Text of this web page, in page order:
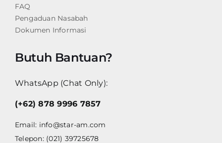
FAQ
Pengaduan Nasabah
Dokumen Informasi
Butuh Bantuan?
WhatsApp (Chat Only):
(+62) 878 9996 7857
Email: info@star-am.com
Telepon: (021) 39725678